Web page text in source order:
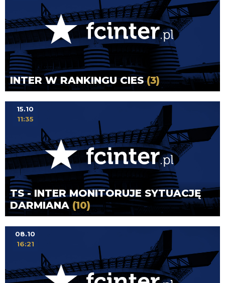
INTER W RANKINGU CIES(3)
TS - INTER MONITORUJE SYTUACJĘ
DARMIANA (10)
15.10
11:35
08.10
16:21